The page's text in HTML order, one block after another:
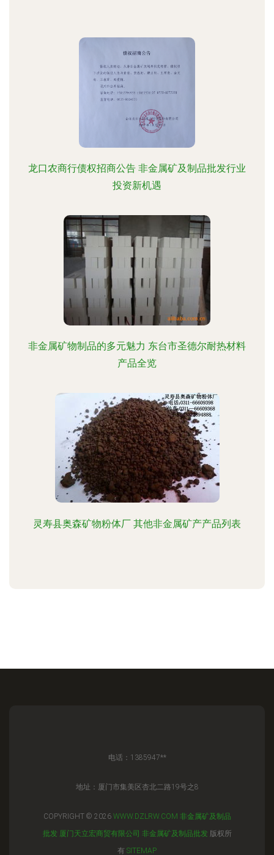
龙口农商行债权招商公告 非金属矿及制品批发行业
投资新机遇
非金属矿物制品的多元魅力 东台市圣德尔耐热材料
产品全览
灵寿县奥森矿物粉体厂 其他非金属矿产产品列表
电话：1385947**
地址：厦门市集美区杏北二路19号之8
COPYRIGHT © 2026 WWW.DZLRW.COM 非金属矿及制品
批发 厦门天立宏商贸有限公司 非金属矿及制品批发版权所
有 SITEMAP